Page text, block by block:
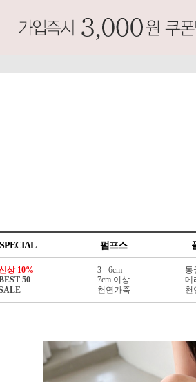
SPECIAL 펌프스
상 10%
50
3 - 6cm
7cm 이상
천연가죽
통
메
천